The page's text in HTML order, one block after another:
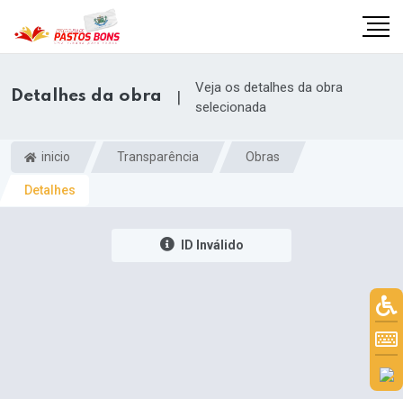
Detalhes da obra |
Veja os detalhes da obra
selecionada
inicio Transparência Obras
Detalhes
ID Inválido